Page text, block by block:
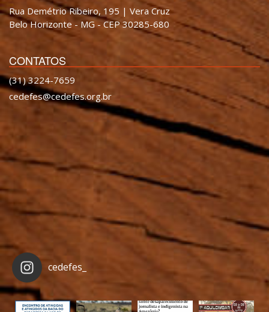
Rua Demétrio Ribeiro, 195 | Vera Cruz
Belo Horizonte - MG - CEP 30285-680
CONTATOS
(31) 3224-7659
cedefes@cedefes.org.br
cedefes_